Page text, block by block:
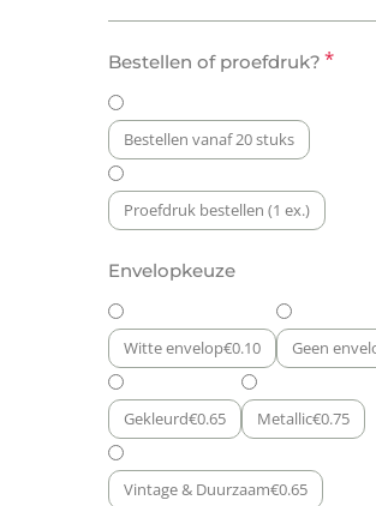
Bestellen of proefdruk? *
Bestellen vanaf 20 stuks
Proefdruk bestellen (1 ex.)
Envelopkeuze
Witte envelop€0.10 Geen
Gekleurd€0.65 Metallic€0.75
Vintage & Duurzaam€0.65
Shelfie
aantal